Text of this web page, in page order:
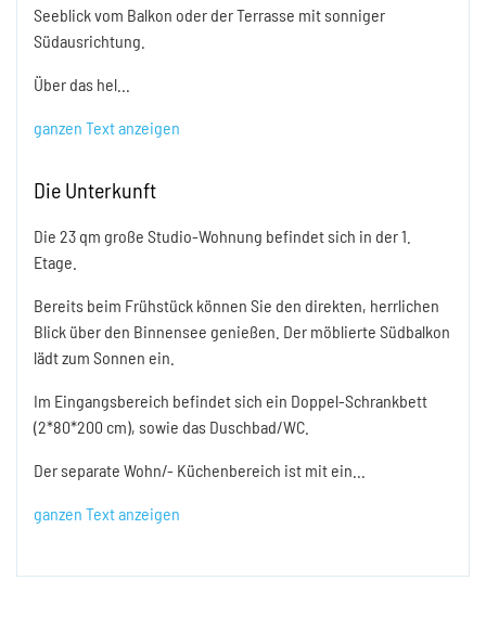
Seeblick vom Balkon oder der Terrasse mit sonniger
Südausrichtung.
Über das hel
ganzen Text anzeigen
Die Unterkunft
Die 23 qm große Studio-Wohnung befindet sich in der 1.
Etage.
Bereits beim Frühstück können Sie den direkten, herrlichen
Blick über den Binnensee genießen. Der möblierte Südbalkon
lädt zum Sonnen ein.
Im Eingangsbereich befindet sich ein Doppel-Schrankbett
(2*80*200 cm), sowie das Duschbad/WC.
Der separate Wohn/- Küchenbereich ist mit ein
ganzen Text anzeigen